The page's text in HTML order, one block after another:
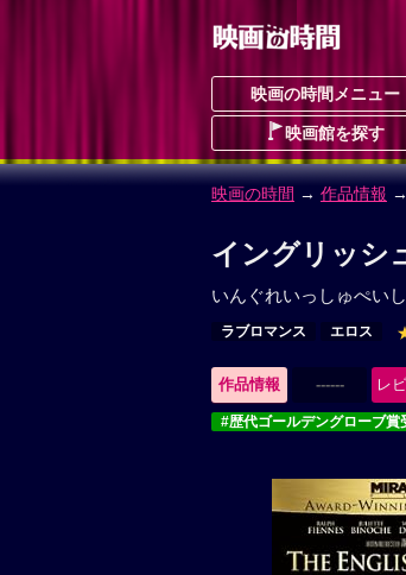
映画の時間メニュー
映画館を探す
映画の時間 → 作品情報
イングリッシ
いんぐれいっしゅぺい
ラブロマンス エロス
作品情報 ------ レ
#歴代ゴールデングローブ賞